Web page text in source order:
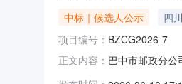
中标｜候选人公示 四
项目编号： BZCG2026-7
正文内容： 巴中市邮政分